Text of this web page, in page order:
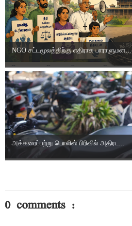
NGO சட்டமூலத்திற்கு எதிராக பாராளுமன...
அக்கரைப்பற்று பொலிஸ் பிரிவில் அதிரட...
0 comments :